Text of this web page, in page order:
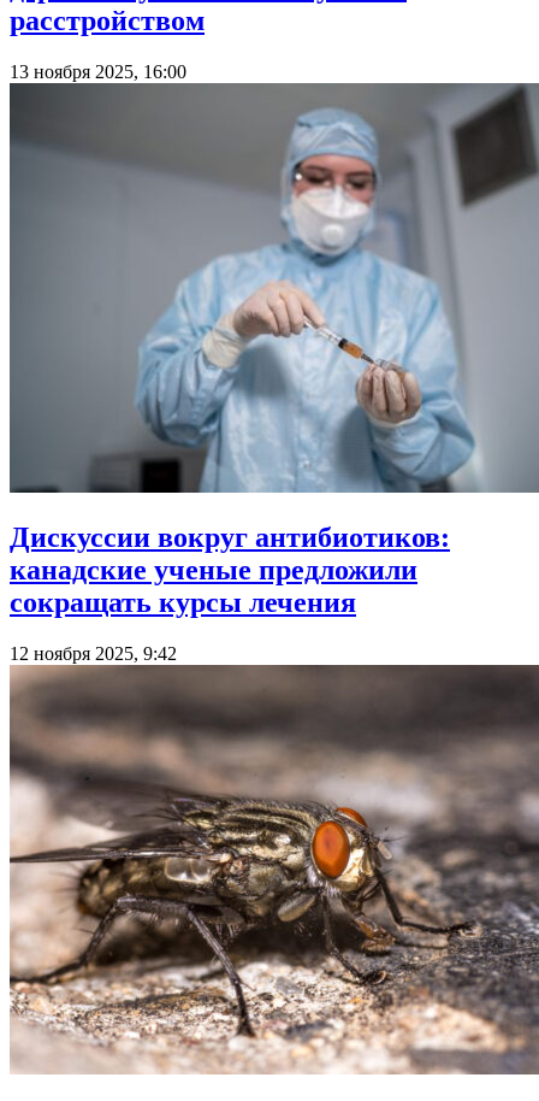
расстройством
13 ноября 2025, 16:00
Дискуссии вокруг антибиотиков:
канадские ученые предложили
сокращать курсы лечения
12 ноября 2025, 9:42